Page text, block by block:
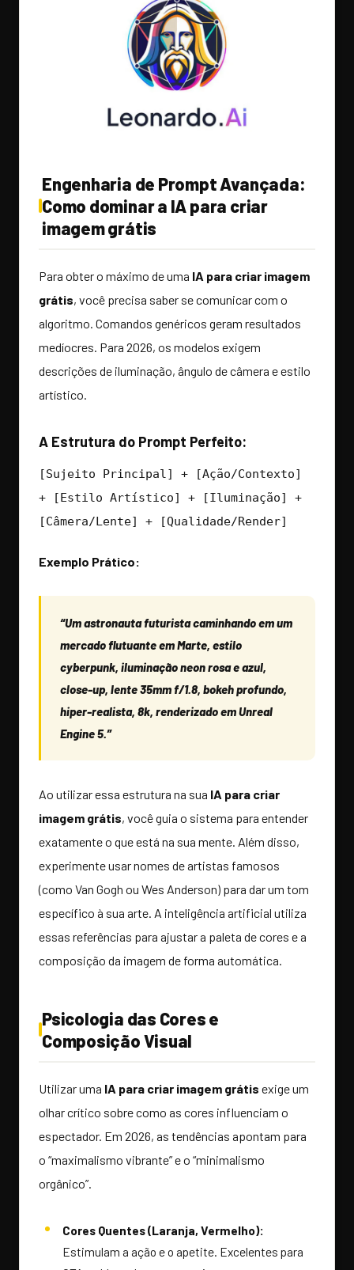
Engenharia de Prompt Avançada:
Como dominar a IA para criar
imagem grátis
Para obter o máximo de uma IA para criar imagem
grátis, você precisa saber se comunicar com o
algoritmo. Comandos genéricos geram resultados
medíocres. Para 2026, os modelos exigem
descrições de iluminação, ângulo de câmera e estilo
artístico.
A Estrutura do Prompt Perfeito:
[Sujeito Principal] + [Ação/Contexto]
+ [Estilo Artístico] + [Iluminação] +
[Câmera/Lente] + [Qualidade/Render]
Exemplo Prático:
“Um astronauta futurista caminhando em um
mercado flutuante em Marte, estilo
cyberpunk, iluminação neon rosa e azul,
close-up, lente 35mm f/1.8, bokeh profundo,
hiper-realista, 8k, renderizado em Unreal
Engine 5.”
Ao utilizar essa estrutura na sua IA para criar
imagem grátis, você guia o sistema para entender
exatamente o que está na sua mente. Além disso,
experimente usar nomes de artistas famosos
(como Van Gogh ou Wes Anderson) para dar um tom
específico à sua arte. A inteligência artificial utiliza
essas referências para ajustar a paleta de cores e a
composição da imagem de forma automática.
Psicologia das Cores e
Composição Visual
Utilizar uma IA para criar imagem grátis exige um
olhar crítico sobre como as cores influenciam o
espectador. Em 2026, as tendências apontam para
o “maximalismo vibrante” e o “minimalismo
orgânico”.
Cores Quentes (Laranja, Vermelho):
Estimulam a ação e o apetite. Excelentes para